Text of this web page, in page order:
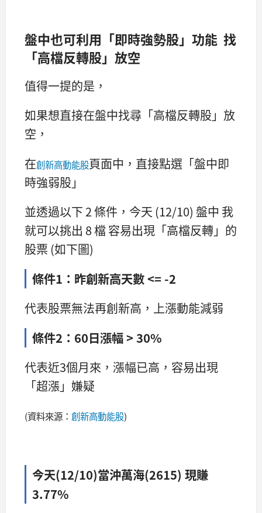
盤中也可利用「即時強勢股」功能 找
「高檔反轉股」放空
值得一提的是，
如果想直接在盤中找尋「高檔反轉股」放
空，
在創新高動能股頁面中，直接點選「盤中即
時強弱股」
並透過以下 2 條件，今天 (12/10) 盤中 我
就可以挑出 8 檔 容易出現「高檔反轉」的
股票 (如下圖)
條件1：昨創新高天數 <= -2
代表股票無法再創新高，上漲動能減弱
條件2：60日漲幅 > 30%
代表近3個月來，漲幅已高，容易出現
「超漲」嫌疑
(資料來源： 創新高動能股)
今天(12/10)當沖萬海(2615) 現賺
3.77%